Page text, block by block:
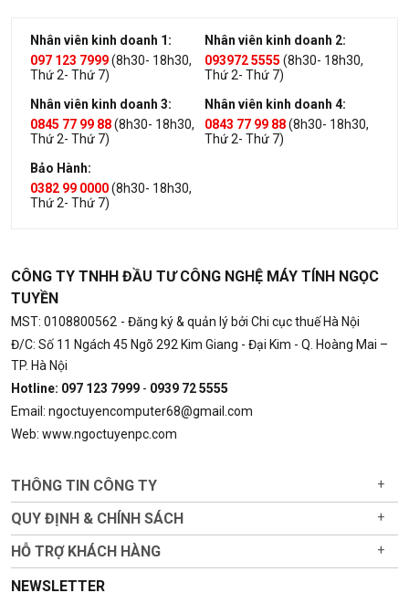
Nhân viên kinh doanh 1:
097 123 7999(8h30- 18h30,
Thứ 2- Thứ 7)
Nhân viên kinh doanh 2:
093972 5555 (8h30- 18h30,
Thứ 2- Thứ 7)
Nhân viên kinh doanh 3:
0845 77 99 88(8h30- 18h30,
Thứ 2- Thứ 7)
Nhân viên kinh doanh 4:
0843 77 99 88(8h30- 18h30,
Thứ 2- Thứ 7)
Bảo Hành:
0382 99 0000(8h30- 18h30,
Thứ 2- Thứ 7)
CÔNG TY TNHH ĐẦU TƯ CÔNG NGHỆ MÁY TÍNH NGỌC
TUYỀN
MST: 0108800562 - Đăng ký & quản lý bởi Chi cục thuế Hà Nội
Đ/C: Số 11 Ngách 45 Ngõ 292 Kim Giang - Đại Kim - Q. Hoàng Mai –
TP. Hà Nội
Hotline: 097 123 7999 - 0939 72 5555
Email: ngoctuyencomputer68@gmail.com
Web: www.ngoctuyenpc.com
THÔNG TIN CÔNG TY +
QUY ĐỊNH & CHÍNH SÁCH +
HỖ TRỢ KHÁCH HÀNG +
NEWSLETTER